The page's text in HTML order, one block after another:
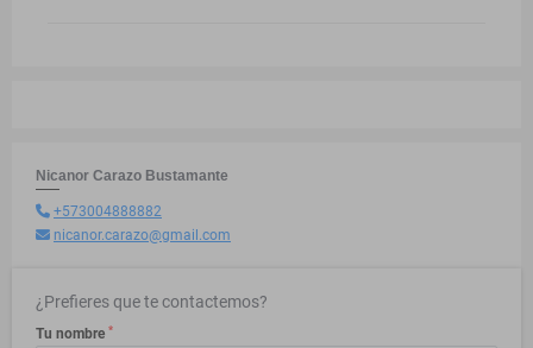
Nicanor Carazo Bustamante
+573004888882
nicanor.carazo@gmail.com
¿Prefieres que te contactemos?
Tu nombre *